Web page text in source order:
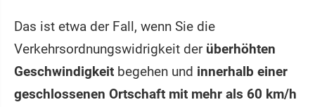
Das ist etwa der Fall, wenn Sie die
Verkehrsordnungswidrigkeit der überhöhten
Geschwindigkeit begehen und innerhalb einer
geschlossenen Ortschaft mit mehr als 60 km/h